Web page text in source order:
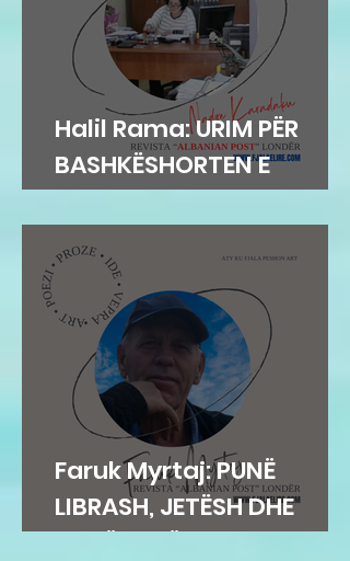
Halil Rama: URIM PËR
BASHKËSHORTEN E
SHKRIMTARITSHEFKI
KARADAKU
Faruk Myrtaj: PUNË
LIBRASH, JETËSH DHE
KOHËSH TË VONUARA